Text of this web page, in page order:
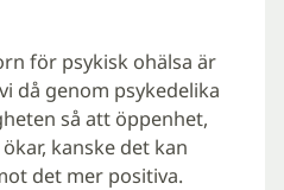
för psykisk ohälsa är
då genom psykedelika
så att öppenhet,
kanske det kan
det mer positiva.